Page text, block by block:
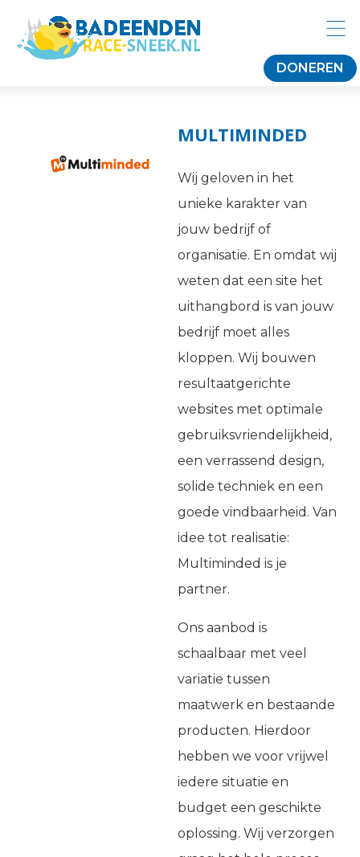
DONEREN
MULTIMINDED
Wij geloven in het
unieke karakter van
jouw bedrijf of
organisatie. En omdat wij
weten dat een site het
uithangbord is van jouw
bedrijf moet alles
kloppen. Wij bouwen
resultaatgerichte
websites met optimale
gebruiksvriendelijkheid,
een verrassend design,
solide techniek en een
goede vindbaarheid. Van
idee tot realisatie:
Multiminded is je
partner.
Ons aanbod is
schaalbaar met veel
variatie tussen
maatwerk en bestaande
producten. Hierdoor
hebben we voor vrijwel
iedere situatie en
budget een geschikte
oplossing. Wij verzorgen